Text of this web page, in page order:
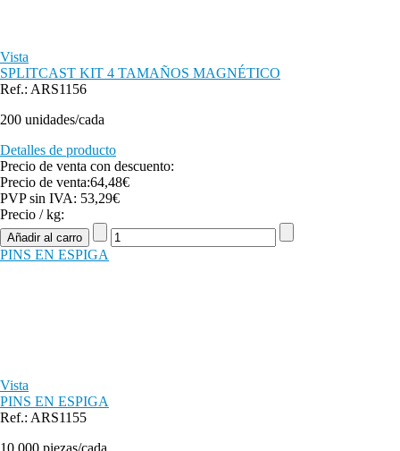
Vista
SPLITCAST KIT 4 TAMAÑOS MAGNÉTICO
Ref.: ARS1156
200 unidades/cada
Detalles de producto
Precio de venta con descuento:
Precio de venta:64,48€
PVP sin IVA: 53,29€
Precio / kg:
PINS EN ESPIGA
Vista
PINS EN ESPIGA
Ref.: ARS1155
10.000 piezas/cada